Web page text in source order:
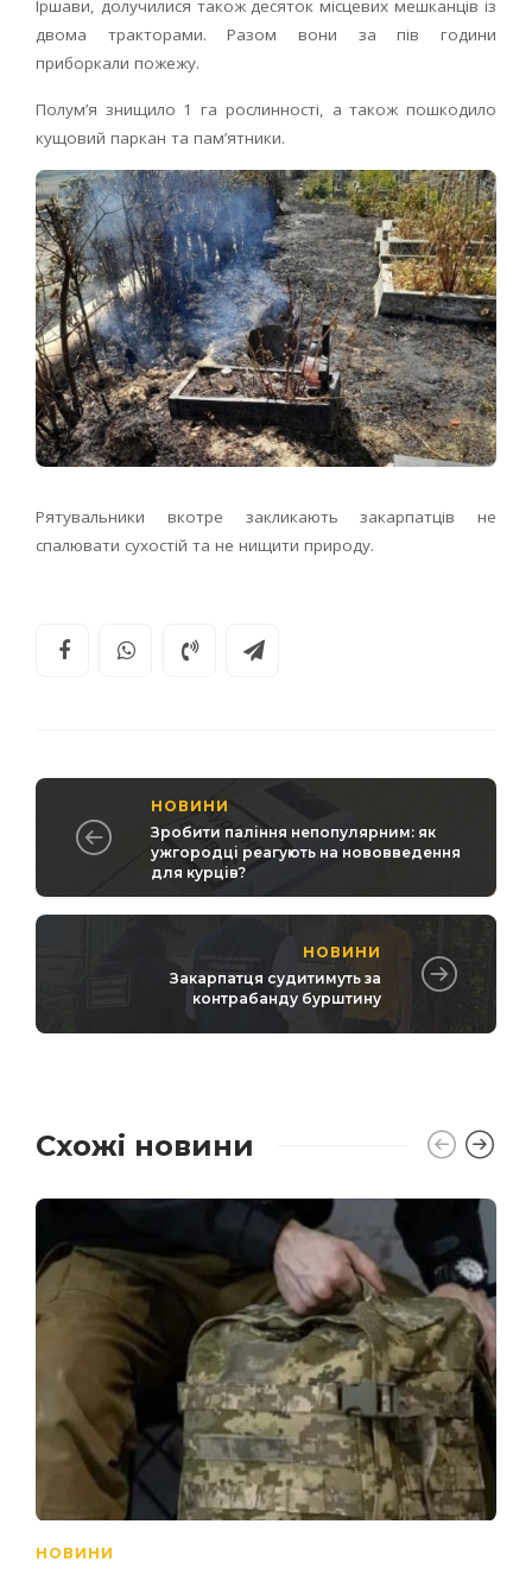
Іршави, долучилися також десяток місцевих мешканців із
двома тракторами. Разом вони за пів години
приборкали пожежу.
Полум’я знищило 1 га рослинності, а також пошкодило
кущовий паркан та пам’ятники.
Рятувальники вкотре закликають закарпатців не
спалювати сухостій та не нищити природу.
НОВИНИ
Зробити паління непопулярним: як
ужгородці реагують на нововведення
для курців?
НОВИНИ
Закарпатця судитимуть за
контрабанду бурштину
Схожі новини
НОВИНИ